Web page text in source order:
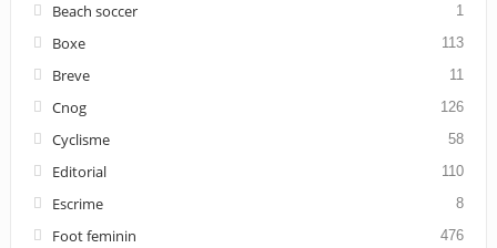
Beach soccer 1
Boxe 113
Breve 11
Cnog 126
Cyclisme 58
Editorial 110
Escrime 8
Foot feminin 476